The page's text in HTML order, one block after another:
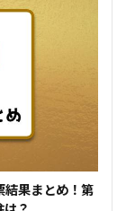
結果まとめ！第